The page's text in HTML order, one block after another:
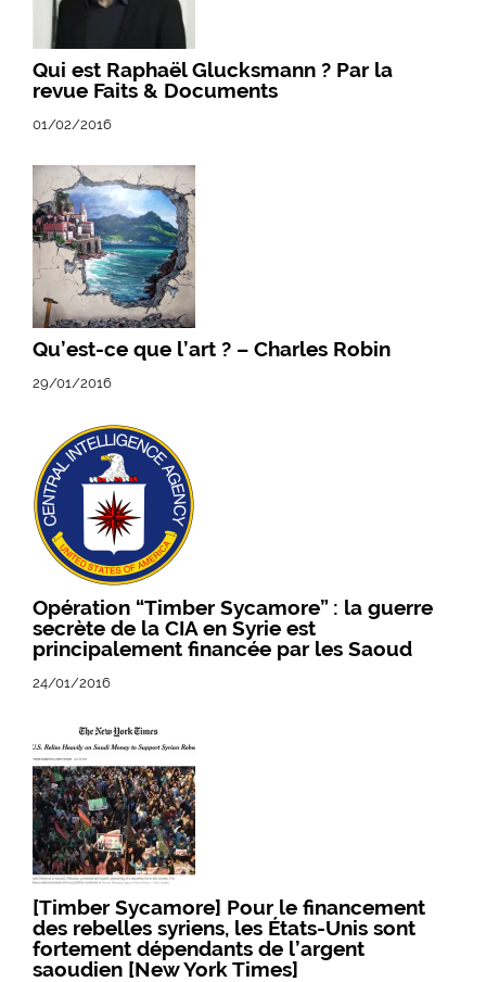
Qui est Raphaël Glucksmann ? Par la
revue Faits & Documents
01/02/2016
Qu’est-ce que l’art ? – Charles Robin
29/01/2016
Opération “Timber Sycamore” : la guerre
secrète de la CIA en Syrie est
principalement financée par les Saoud
24/01/2016
[Timber Sycamore] Pour le financement
des rebelles syriens, les États-Unis sont
fortement dépendants de l’argent
saoudien [New York Times]